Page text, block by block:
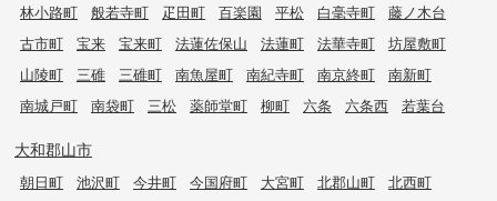
林小路町
般若寺町 疋田町 百楽園 平松 白毫寺町
藤ノ木台
古市町
宝来 宝来町 法蓮佐保山 法蓮町 法華寺町
坊屋敷町
山陵町
三碓 三碓町 南魚屋町 南紀寺町 南京終町
南新町
南城戸町
南袋町 三松 薬師堂町 柳町 六条 六条西 若葉台
大和郡山市
朝日町 池沢町 今井町 今国府町 大宮町 北郡山町
北西町